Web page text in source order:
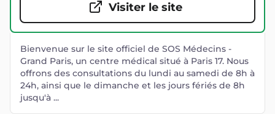
Visiter le site
Bienvenue sur le site officiel de SOS Médecins -
Grand Paris, un centre médical situé à Paris 17. Nous
offrons des consultations du lundi au samedi de 8h à
24h, ainsi que le dimanche et les jours fériés de 8h
jusqu'à ...